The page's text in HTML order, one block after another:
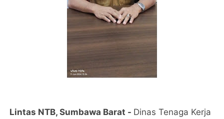
Lintas NTB, Sumbawa Barat - Dinas Tenaga Kerja